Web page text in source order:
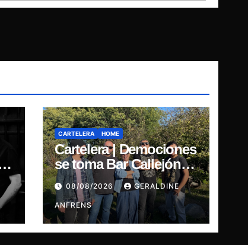
CARTELERA HOME
Cartelera | Demociones
se toma Bar Callejón:
Presentación oficial de
su EP y estreno del
single “Mujer
Escarlata”
08/08/2026 GERALDINE
ANFRENS